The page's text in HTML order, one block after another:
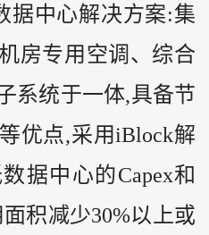
据中心解决方案:集
房专用空调、综合
系统于一体,具备节
优点,采用iBlock解
据中心的Capex和
积减少30%以上或